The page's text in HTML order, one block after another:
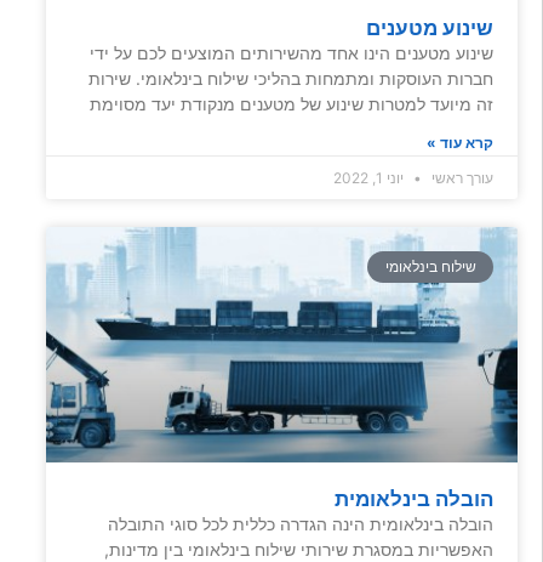
שינוע מטענים
שינוע מטענים הינו אחד מהשירותים המוצעים לכם על ידי
חברות העוסקות ומתמחות בהליכי שילוח בינלאומי. שירות
זה מיועד למטרות שינוע של מטענים מנקודת יעד מסוימת
קרא עוד »
עורך ראשי
יוני 1, 2022
שילוח בינלאומי
הובלה בינלאומית
הובלה בינלאומית הינה הגדרה כללית לכל סוגי התובלה
האפשריות במסגרת שירותי שילוח בינלאומי בין מדינות,